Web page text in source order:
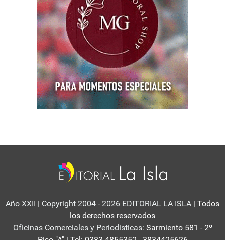
Año XXII | Copyright 2004 - 2026 EDITORIAL LA ISLA | Todos
los derechos reservados
Oficinas Comerciales y Periodisticas: Sarmiento 581 - 2º